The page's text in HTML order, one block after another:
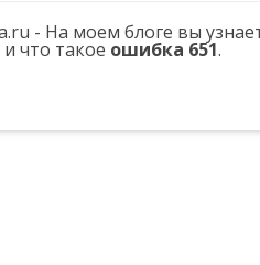
- На моем блоге вы
и что такое ошибка 651.